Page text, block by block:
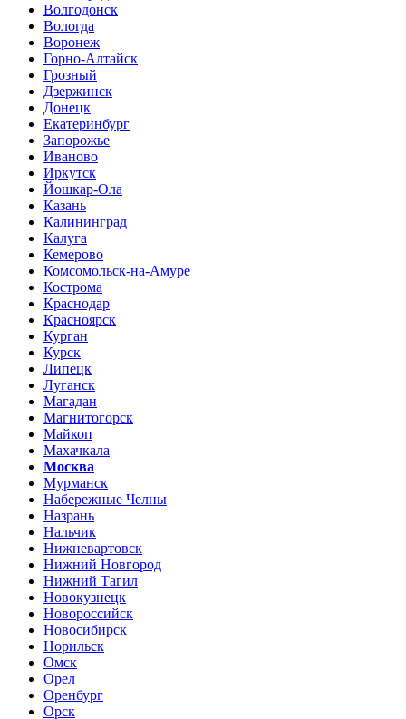
Волгодонск
Вологда
Воронеж
Горно-Алтайск
Грозный
Дзержинск
Донецк
Екатеринбург
Запорожье
Иваново
Иркутск
Йошкар-Ола
Казань
Калининград
Калуга
Кемерово
Комсомольск-на-Амуре
Кострома
Краснодар
Красноярск
Курган
Курск
Липецк
Луганск
Магадан
Магнитогорск
Майкоп
Махачкала
Москва
Мурманск
Набережные Челны
Назрань
Нальчик
Нижневартовск
Нижний Новгород
Нижний Тагил
Новокузнецк
Новороссийск
Новосибирск
Норильск
Омск
Орел
Оренбург
Орск